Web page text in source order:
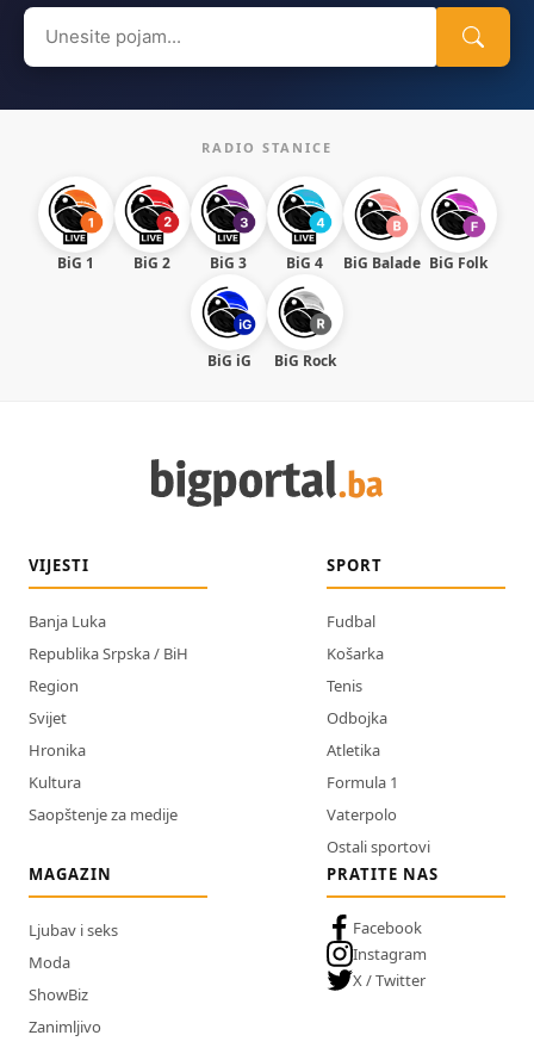
Search
for:
RADIO STANICE
BiG 1 BiG 2 BiG 3 BiG 4 BiG Balade BiG Folk
BiG iG BiG Rock
VIJESTI
Banja Luka
Republika Srpska / BiH
Region
Svijet
Hronika
Kultura
Saopštenje za medije
SPORT
Fudbal
Košarka
Tenis
Odbojka
Atletika
Formula 1
Vaterpolo
Ostali sportovi
MAGAZIN
Ljubav i seks
Moda
ShowBiz
Zanimljivo
PRATITE NAS
Facebook
Instagram
X / Twitter